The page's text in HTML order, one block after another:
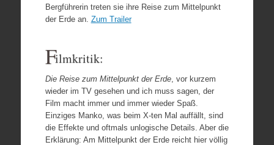
Bergführerin treten sie ihre Reise zum Mittelpunkt
der Erde an. Zum Trailer
Filmkritik:
Die Reise zum Mittelpunkt der Erde, vor kurzem
wieder im TV gesehen und ich muss sagen, der
Film macht immer und immer wieder Spaß.
Einziges Manko, was beim X-ten Mal auffällt, sind
die Effekte und oftmals unlogische Details. Aber die
Erklärung: Am Mittelpunkt der Erde reicht hier völlig